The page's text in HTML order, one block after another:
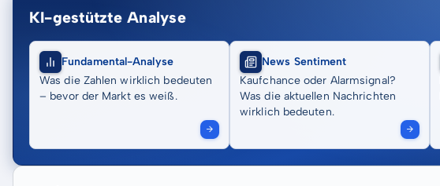
KI-gestützte Analyse
Fundamental-Analyse
Was die Zahlen wirklich bedeuten
– bevor der Markt es weiß.
News Sentiment
Kaufchance oder Alarmsignal?
Was die aktuellen Nachrichten
wirklich bedeuten.